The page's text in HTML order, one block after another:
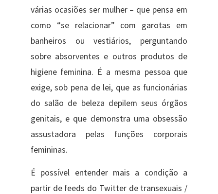
várias ocasiões ser mulher – que pensa em
como “se relacionar” com garotas em
banheiros ou vestiários, perguntando
sobre absorventes e outros produtos de
higiene feminina. É a mesma pessoa que
exige, sob pena de lei, que as funcionárias
do salão de beleza depilem seus órgãos
genitais, e que demonstra uma obsessão
assustadora pelas funções corporais
femininas.
É possível entender mais a condição a
partir de feeds do Twitter de transexuais /